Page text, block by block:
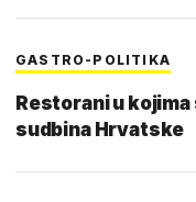
GASTRO-POLITIKA
Restorani u kojima
sudbina Hrvatske